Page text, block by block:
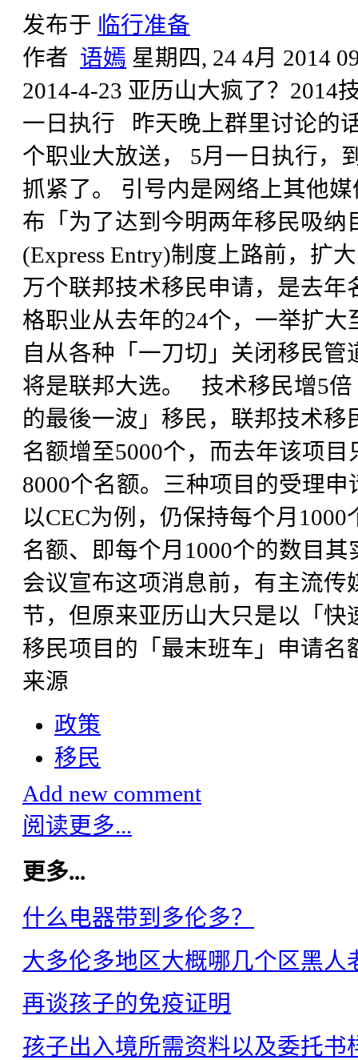
发布于 临行准备
作者 语嫣 星期四, 24 4月 2014
2014-4-23 亚历山大疯了？2014
一日执行 昨天晚上群里讨论的
个职业大放送， 5月一日执行，
抓紧了。 引号内是网络上其他
布「为了达到今明两年移民吸
(Express Entry)制度上路前，扩
万个联邦技术移民申请，是去
格职业从去年的24个，一举扩
自从各种「一刀切」关闭移民
将是联邦大选。 技术移民增5
的最後一波」移民，联邦技术
名额增至5000个，而去年该项
8000个名额。三种项目的受理
以CEC为例，仍保持每个月
名额、即每个月1000个的数目
会议宣布这项消息前，有主流
节，但原来亚历山大只是以「
移民项目的「最末班车」申请
来源
政策
移民
Add new comment
阅读更多...
更多...
什么电器带到多伦多？
大多伦多地区大概哪几个区黑
再谈孩子的免疫证明
孩子出入境所需资料以及委托书